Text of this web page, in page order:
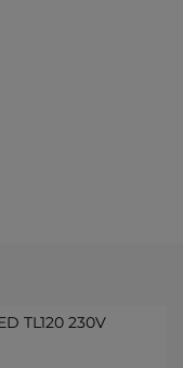
TL120 230V